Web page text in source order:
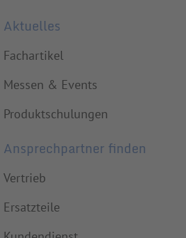
Aktuelles
Fachartikel
Messen & Events
Produktschulungen
Ansprechpartner finden
Vertrieb
Ersatzteile